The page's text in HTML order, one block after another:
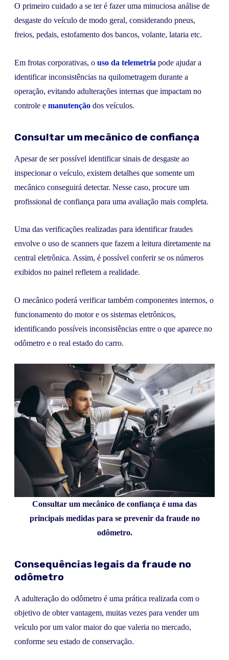
O primeiro cuidado a se ter é fazer uma minuciosa análise de
desgaste do veículo de modo geral, considerando pneus,
freios, pedais, estofamento dos bancos, volante, lataria etc.
Em frotas corporativas, o uso da telemetria pode ajudar a
identificar inconsistências na quilometragem durante a
operação, evitando adulterações internas que impactam no
controle e manutenção dos veículos.
Consultar um mecânico de confiança
Apesar de ser possível identificar sinais de desgaste ao
inspecionar o veículo, existem detalhes que somente um
mecânico conseguirá detectar. Nesse caso, procure um
profissional de confiança para uma avaliação mais completa.
Uma das verificações realizadas para identificar fraudes
envolve o uso de scanners que fazem a leitura diretamente na
central eletrônica. Assim, é possível conferir se os números
exibidos no painel refletem a realidade.
O mecânico poderá verificar também componentes internos, o
funcionamento do motor e os sistemas eletrônicos,
identificando possíveis inconsistências entre o que aparece no
odômetro e o real estado do carro.
Consultar um mecânico de confiança é uma das
principais medidas para se prevenir da fraude no
odômetro.
Consequências legais da fraude no
odômetro
A adulteração do odômetro é uma prática realizada com o
objetivo de obter vantagem, muitas vezes para vender um
veículo por um valor maior do que valeria no mercado,
conforme seu estado de conservação.